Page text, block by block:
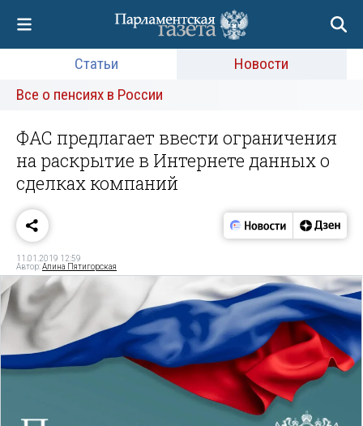
Статьи
Новости
Все о пенсиях в России
ФАС предлагает ввести ограничения
на раскрытие в Интернете данных о
сделках компаний
11.01.2019 12:59
Автор:Алина Пятигорская